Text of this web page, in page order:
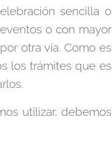
sencilla o
o con mayor
otra vía. Como es
los trámites que es
utilizar, debemos